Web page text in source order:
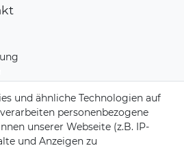
und ähnliche Technologien auf
personenbezogene
unserer Webseite (z.B. IP-
und Anzeigen zu